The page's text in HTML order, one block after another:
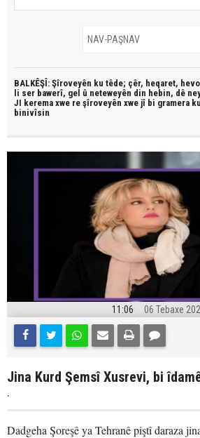
BALKÊŞÎ: Şîroveyên ku têde; çêr, heqaret,
li ser bawerî, gel û neteweyên din hebin, dê
JI kerema xwe re şîroveyên xwe jî bi gramera
binivîsin
11:06 06 Tebaxe
Jina Kurd Şemsî Xusrevi, bi
.
Dadgeha Şoreşê ya Tehranê piştî daraza